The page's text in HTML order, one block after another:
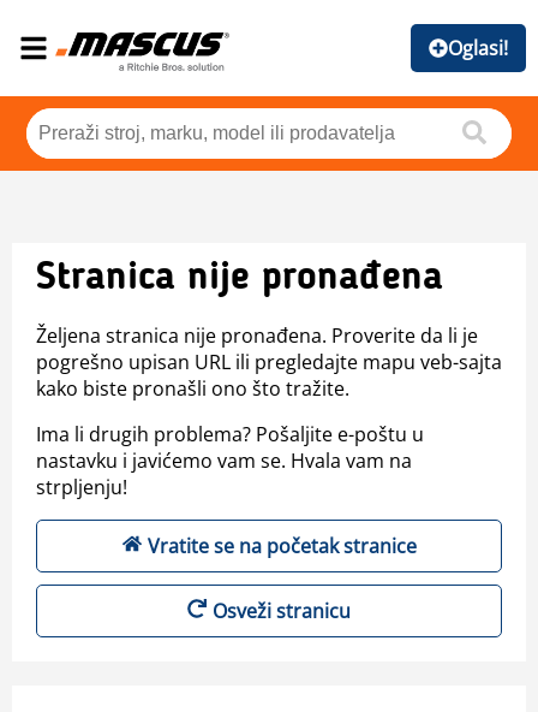
Oglasi!
Stranica nije pronađena
Željena stranica nije pronađena. Proverite da li je
pogrešno upisan URL ili pregledajte mapu veb-sajta
kako biste pronašli ono što tražite.
Ima li drugih problema? Pošaljite e-poštu u
nastavku i javićemo vam se. Hvala vam na
strpljenju!
Vratite se na početak stranice
Osveži stranicu